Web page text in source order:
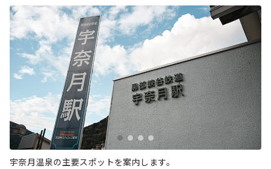
宇奈月温泉の主要スポットを案内します。